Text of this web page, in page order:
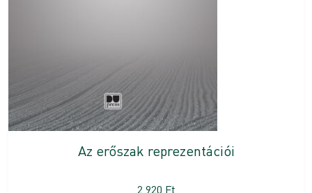
Az erőszak reprezentációi
2 920 Ft